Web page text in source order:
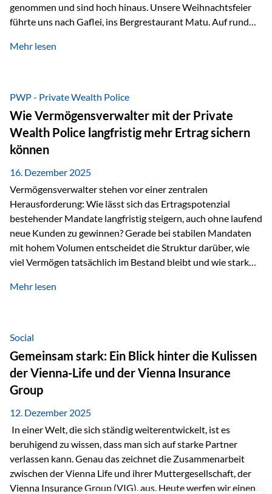
genommen und sind hoch hinaus. Unsere Weihnachtsfeier
führte uns nach Gaflei, ins Bergrestaurant Matu. Auf rund
beeindruckendes Panorama, sondern auch etwas, das im
verschneiter Landschaft, bei feinem Essen, guter Musik und
einer entspannten…
Mehr lesen
PWP - Private Wealth Police
Wie Vermögensverwalter mit der Private
Wealth Police langfristig mehr Ertrag sichern
können
16. Dezember 2025
Vermögensverwalter stehen vor einer zentralen
Herausforderung: Wie lässt sich das Ertragspotenzial
bestehender Mandate langfristig steigern, auch ohne laufend
neue Kunden zu gewinnen? Gerade bei stabilen Mandaten
mit hohem Volumen entscheidet die Struktur darüber, wie
viel Vermögen tatsächlich im Bestand bleibt und wie stark
Beispiel verdeutlicht diese Wirkung besonders deutlich.
hinzukommen, spielt nicht nur die Rendite eine Rolle. Auch
steuerliche Effekte haben einen erheblichen Einfluss auf…
Mehr lesen
Social
Gemeinsam stark: Ein Blick hinter die Kulissen
der Vienna-Life und der Vienna Insurance
Group
12. Dezember 2025
In einer Welt, die sich ständig weiterentwickelt, ist es
beruhigend zu wissen, dass man sich auf starke Partner
verlassen kann. Genau das zeichnet die Zusammenarbeit
zwischen der Vienna Life und ihrer Muttergesellschaft, der
Vienna Insurance Group (VIG), aus. Heute werfen wir einen